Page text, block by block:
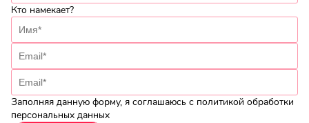
Кто намекает?
Заполняя данную форму, я соглашаюсь с политикой обработки
персональных данных